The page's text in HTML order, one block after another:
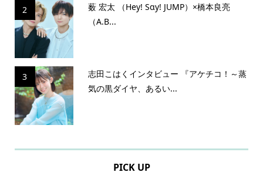
2
薮 宏太 （Hey! Sɑy! JUMP）×橋本良亮
（A.B...
3
志田こはくインタビュー 『アケチコ！～蒸
気の黒ダイヤ、あるい...
PICK UP